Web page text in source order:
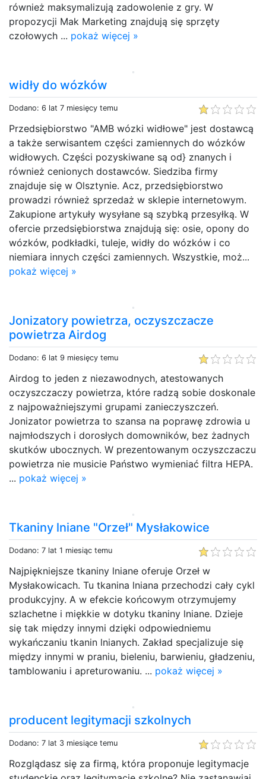
również maksymalizują zadowolenie z gry. W
propozycji Mak Marketing znajdują się sprzęty
czołowych ... pokaż więcej »
widły do wózków
Dodano: 6 lat 7 miesięcy temu
Przedsiębiorstwo "AMB wózki widłowe" jest dostawcą
a także serwisantem części zamiennych do wózków
widłowych. Części pozyskiwane są od} znanych i
również cenionych dostawców. Siedziba firmy
znajduje się w Olsztynie. Acz, przedsiębiorstwo
prowadzi również sprzedaż w sklepie internetowym.
Zakupione artykuły wysyłane są szybką przesyłką. W
ofercie przedsiębiorstwa znajdują się: osie, opony do
wózków, podkładki, tuleje, widły do wózków i co
niemiara innych części zamiennych. Wszystkie, moż...
pokaż więcej »
Jonizatory powietrza, oczyszczacze
powietrza Airdog
Dodano: 6 lat 9 miesięcy temu
Airdog to jeden z niezawodnych, atestowanych
oczyszczaczy powietrza, które radzą sobie doskonale
z najpoważniejszymi grupami zanieczyszczeń.
Jonizator powietrza to szansa na poprawę zdrowia u
najmłodszych i dorosłych domowników, bez żadnych
skutków ubocznych. W prezentowanym oczyszczaczu
powietrza nie musicie Państwo wymieniać filtra HEPA.
... pokaż więcej »
Tkaniny lniane "Orzeł" Mysłakowice
Dodano: 7 lat 1 miesiąc temu
Najpiękniejsze tkaniny lniane oferuje Orzeł w
Mysłakowicach. Tu tkanina lniana przechodzi cały cykl
produkcyjny. A w efekcie końcowym otrzymujemy
szlachetne i miękkie w dotyku tkaniny lniane. Dzieje
się tak między innymi dzięki odpowiedniemu
wykańczaniu tkanin lnianych. Zakład specjalizuje się
między innymi w praniu, bieleniu, barwieniu, gładzeniu,
tamblowaniu i apreturowaniu. ... pokaż więcej »
producent legitymacji szkolnych
Dodano: 7 lat 3 miesiące temu
Rozglądasz się za firmą, która proponuje legitymacje